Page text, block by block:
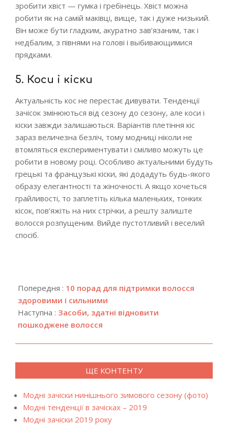
зробити хвіст — гумка і гребінець. Хвіст можна
робити як на самій маківці, вище, так і дуже низький.
Він може бути гладким, акуратно зав’язаним, так і
недбалим, з півнями на голові і выбивающимися
прядками.
5. Коси і кіски
Актуальність кос не перестає дивувати. Тенденції
зачісок змінюються від сезону до сезону, але коси і
кіски завжди залишаються. Варіантів плетіння кіс
зараз величезна безліч, тому модниці ніколи не
втомляться експериментувати і сміливо можуть це
робити в новому році. Особливо актуальними будуть
грецькі та французькі кіски, які додадуть будь-якого
образу елегантності та жіночності. А якщо хочеться
грайливості, то заплетіть кілька маленьких, тонких
кісок, пов’яжіть на них стрічки, а решту залиште
волосся розпущеним. Вийде пустотливий і веселий
спосіб.
12-
17
Попередня : 10 порад для підтримки волосся
здоровими і сильними
Наступна : Засоби, здатні відновити
пошкоджене волосся
ЩЕ КОНТЕНТУ
Модні зачіски нинішнього зимового сезону (фото)
Модні тенденції в зачісках – 2019
Модні зачіски 2019 року